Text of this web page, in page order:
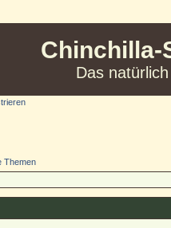
Chinchilla-
Das
Themen